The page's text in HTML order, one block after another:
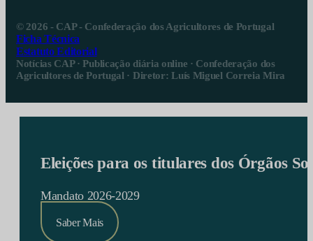
© 2026 - CAP - Confederação dos Agricultores de Portugal
Ficha Técnica
Estatuto Editorial
Notícias CAP · Publicação diária online · Confederação dos
Agricultores de Portugal · Diretor: Luís Miguel Correia Mira
Eleições para os titulares dos Órgãos
Mandato 2026-2029
Saber Mais